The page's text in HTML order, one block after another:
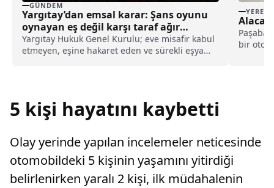
GÜNDEM
Yargıtay’dan emsal karar: Şans oyunu
oynayan eş değil karşı taraf ağır
kusurlu sayıldı
Yargıtay Hukuk Genel Kurulu; eve misafir kabul
etmeyen, eşine hakaret eden ve sürekli eşya
YEREL
Alacak
bir oto
5 kişi hayatını kaybetti
Olay yerinde yapılan incelemeler neticesinde
otomobildeki 5 kişinin yaşamını yitirdiği
belirlenirken yaralı 2 kişi, ilk müdahalenin